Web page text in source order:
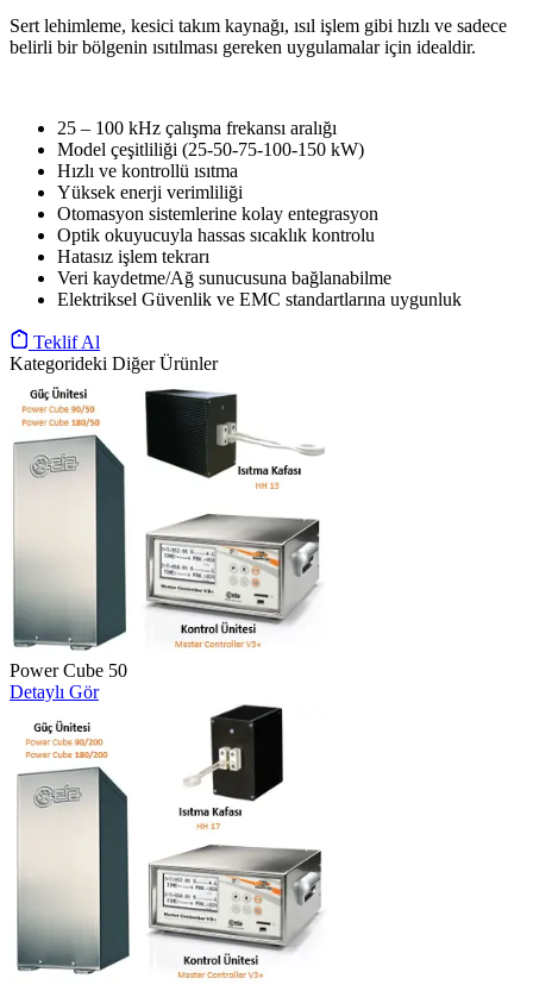
Sert lehimleme, kesici takım kaynağı, ısıl işlem gibi hızlı ve sadece
belirli bir bölgenin ısıtılması gereken uygulamalar için idealdir.
25 – 100 kHz çalışma frekansı aralığı
Model çeşitliliği (25-50-75-100-150 kW)
Hızlı ve kontrollü ısıtma
Yüksek enerji verimliliği
Otomasyon sistemlerine kolay entegrasyon
Optik okuyucuyla hassas sıcaklık kontrolu
Hatasız işlem tekrarı
Veri kaydetme/Ağ sunucusuna bağlanabilme
Elektriksel Güvenlik ve EMC standartlarına uygunluk
Teklif Al
Kategorideki Diğer Ürünler
Power Cube 50
Detaylı Gör